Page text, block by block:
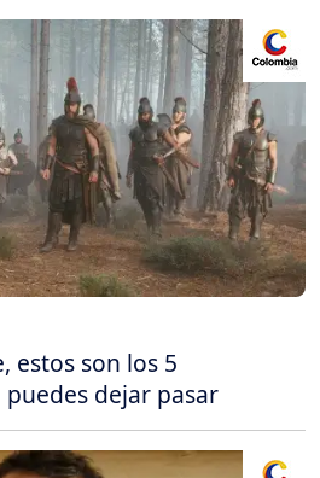
estos son los 5
dejar pasar